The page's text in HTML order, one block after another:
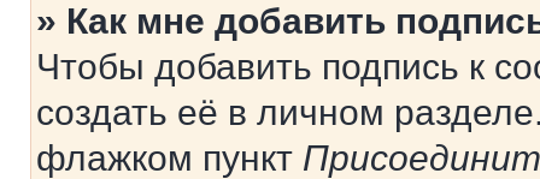
» Как мне добавить
Чтобы добавить подпись к
создать её в личном
флажком пункт